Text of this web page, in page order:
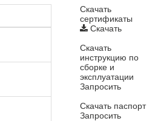
Cкачать
сертификаты
Скачать
Скачать
инструкцию по
сборке и
эксплуатации
Запросить
Скачать паспорт
Запросить